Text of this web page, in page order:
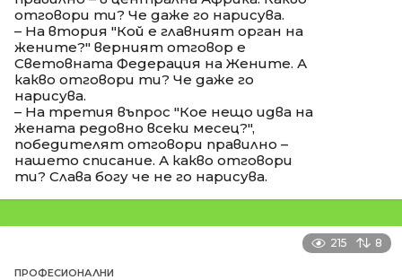
отговори ти? Че даже го нарисува.
– На втория "Кой е главният орган на
жените?" верният отговор е
Световната Федерация на Жените. А
какво отговори ти? Че даже го
нарисува.
– На третия въпрос "Кое нещо идва на
жената редовно всеки месец?",
победителят отговори правилно –
нашето списание. А какво отговори
ти? Слава богу че не го нарисува.
215 8
ПРОФЕСИОНАЛНИ